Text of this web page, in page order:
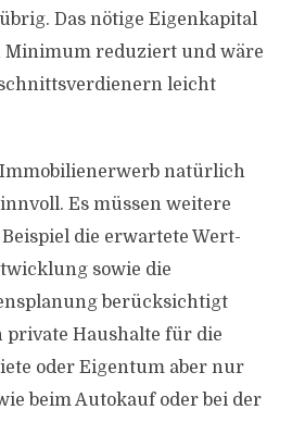
Das nötige Eigenkapital
Minimum reduziert und wäre
leicht
natürlich
Es müssen weitere
die erwartete Wert-
sowie die
berücksichtigt
private Haushalte für die
oder Eigentum aber nur
beim Autokauf oder bei der